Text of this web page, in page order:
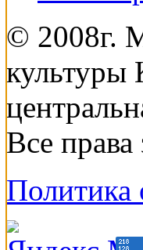
© 2008г.
культуры
Все
Политика